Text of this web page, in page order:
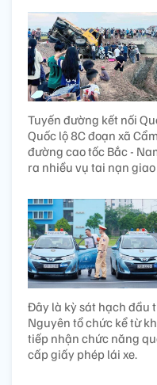
Tuyến đường kết nối
Quốc lộ 8C đoạn xã
đường cao tốc Bắc -
ra nhiều vụ tai nạn giao
Đây là kỳ sát hạch đầu
Nguyên tổ chức kể từ
tiếp nhận chức năng
cấp giấy phép lái xe.